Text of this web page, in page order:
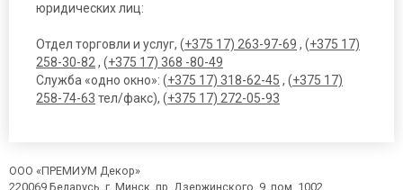
юридических лиц:
Отдел торговли и услуг, (+375 17) 263-97-69 , (+375 17)
258-30-82, (+375 17) 368 -80-49
Служба «одно окно»: (+375 17) 318-62-45 , (+375 17)
258-74-63 тел/факс), (+375 17) 272-05-93
ООО «ПРЕМИУМ Декор»
220069 Беларусь, г. Минск, пр. Дзержинского, 9, пом. 1002